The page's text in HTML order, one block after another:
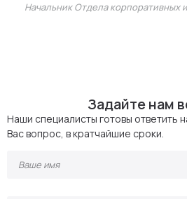
Начальник Отдела корпоративных
Задайте нам
Наши специалисты готовы ответить
Вас вопрос, в кратчайшие сроки.